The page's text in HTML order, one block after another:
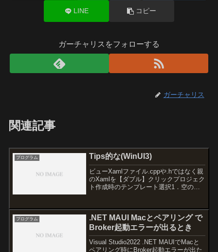
LINE コピー
ガーチャリスをフォローする
ガーチャリス
関連記事
プログラム Tips的な(WinUI3)
ビューXamlファイル.cppや.hではなく親
のXamlを【ダブル】クリックプロジェク
ト作成時のテンプレート選択1．空のア
Package...
プログラム
.NET MAUI Macとペアリング で
Broker起動エラーが出るとき
Visual Studio2022 .NET MAUIでMacと
ペアリング時にBroker起動エラーが出た